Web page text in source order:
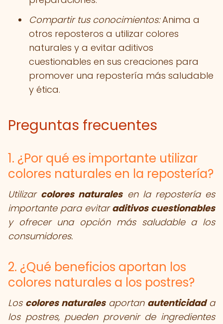
Compartir tus conocimientos:Anima a
otros reposteros a utilizar colores
naturales y a evitar aditivos
cuestionables en sus creaciones para
promover una repostería más saludable
y ética.
Preguntas frecuentes
1. ¿Por qué es importante utilizar
colores naturales en la repostería?
Utilizar colores naturalesen la repostería es
importante para evitaraditivos cuestionables
y ofrecer una opción más saludable a los
consumidores.
2. ¿Qué beneficios aportan los
colores naturales a los postres?
Los colores naturalesaportan autenticidada
los postres, pueden provenir de ingredientes